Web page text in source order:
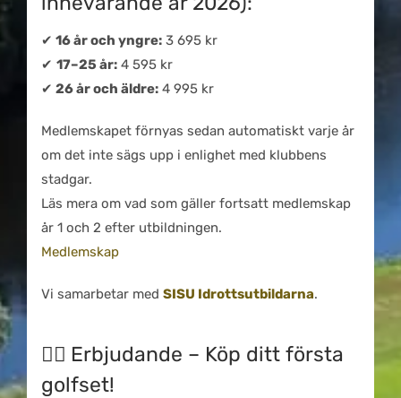
✔ 16 år och yngre: 3 695 kr
✔17–25 år: 4 595 kr
✔ 26 år och äldre: 4 995 kr
Medlemskapet förnyas sedan automatiskt varje år
om det inte sägs upp i enlighet med klubbens
stadgar.
Läs mera om vad som gäller fortsatt medlemskap
år 1 och 2 efter utbildningen.
Medlemskap
Vi samarbetar medSISU Idrottsutbildarna.
🏌️‍♀️ Erbjudande – Köp ditt första
golfset!